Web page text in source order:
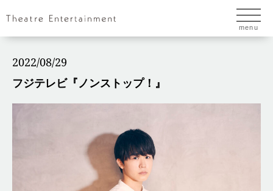
menu
2022/08/29
フジテレビ『ノンストップ！』